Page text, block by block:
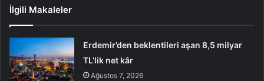
İlgili Makaleler
Erdemir’den beklentileri aşan 8,5 milyar
TL’lik net kâr
Ağustos 7, 2026